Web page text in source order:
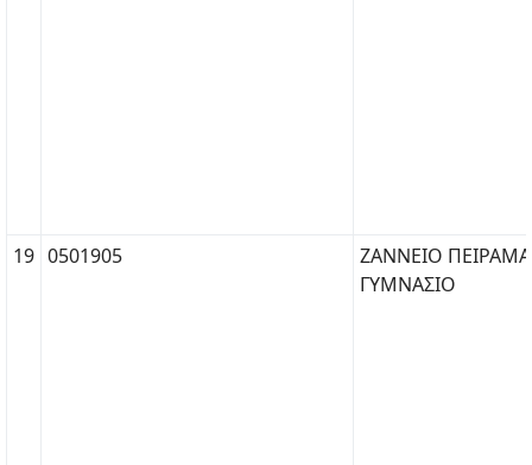
19 0501905
ΖΑΝΝΕΙΟ
ΓΥΜΝΑΣΙΟ